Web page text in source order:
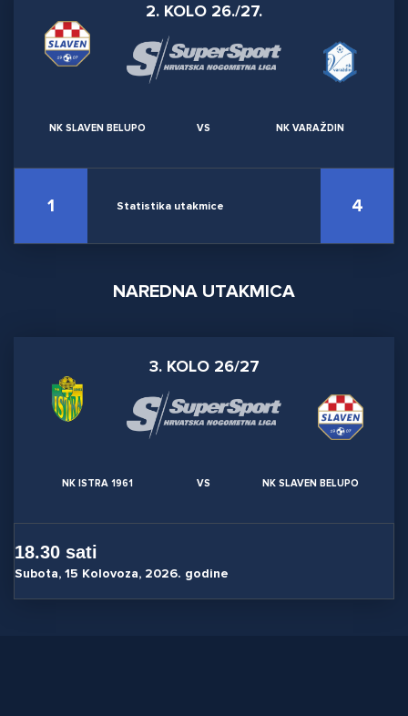
2. KOLO 26./27.
NK SLAVEN BELUPO VS NK VARAŽDIN
1 Statistika utakmice 4
NAREDNA UTAKMICA
3. KOLO 26/27
NK ISTRA 1961 VS NK SLAVEN BELUPO
18.30 sati
Subota, 15 Kolovoza, 2026. godine